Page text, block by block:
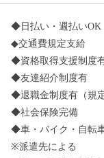
◆日払い・週払いOK
◆交通費規定支給
◆資格取得支援制度
◆友達紹介制度有
◆退職金制度有（規定
◆社会保険完備
◆車・バイク・自転
※派遣先による